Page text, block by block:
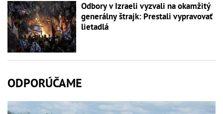
Odbory v Izraeli vyzvali na okamžitý
generálny štrajk: Prestali vypravovať
lietadlá
ODPORÚČAME